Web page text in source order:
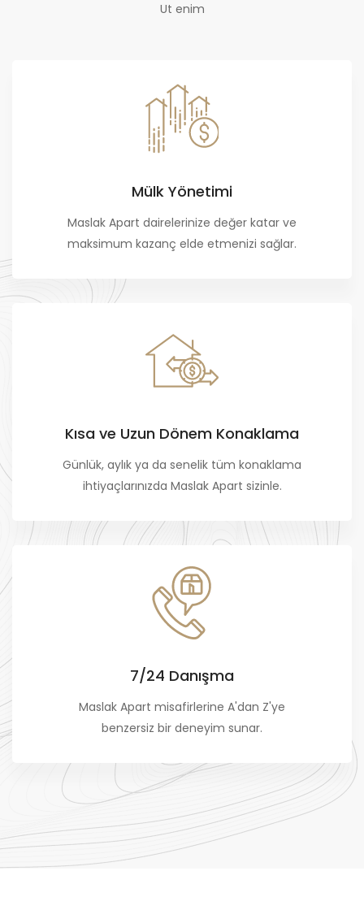
Ut enim
Mülk Yönetimi
Maslak Apart dairelerinize değer katar ve
maksimum kazanç elde etmenizi sağlar.
Kısa ve Uzun Dönem Konaklama
Günlük, aylık ya da senelik tüm konaklama
ihtiyaçlarınızda Maslak Apart sizinle.
7/24 Danışma
Maslak Apart misafirlerine A'dan Z'ye
benzersiz bir deneyim sunar.